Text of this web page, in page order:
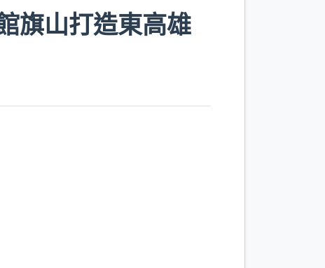
旗山打造東高雄